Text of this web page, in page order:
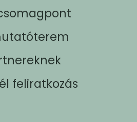
feliratkozás